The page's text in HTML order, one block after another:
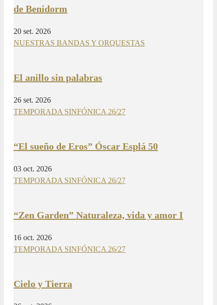
de Benidorm
20 set. 2026
NUESTRAS BANDAS Y ORQUESTAS
El anillo sin palabras
26 set. 2026
TEMPORADA SINFÓNICA 26/27
“El sueño de Eros” Óscar Esplá 50
03 oct. 2026
TEMPORADA SINFÓNICA 26/27
“Zen Garden” Naturaleza, vida y amor I
16 oct. 2026
TEMPORADA SINFÓNICA 26/27
Cielo y Tierra